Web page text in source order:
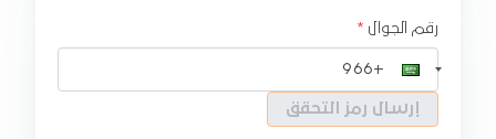
رقم الجوال
إرسال رمز التحقق